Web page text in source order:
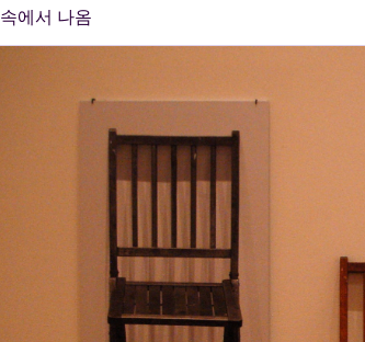
속에서 나옴